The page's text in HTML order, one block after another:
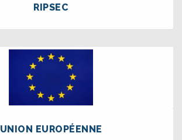
RIPSEC
UNION EUROPÉENNE